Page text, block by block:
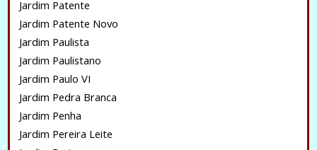
Jardim Patente
Jardim Patente Novo
Jardim Paulista
Jardim Paulistano
Jardim Paulo VI
Jardim Pedra Branca
Jardim Penha
Jardim Pereira Leite